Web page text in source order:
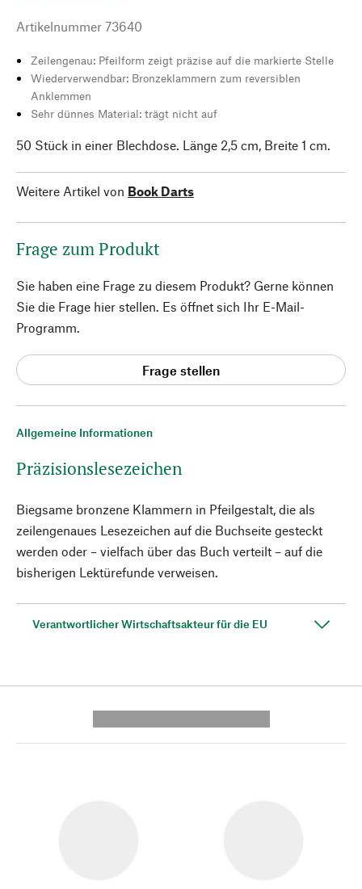
Allgemeine Informationen
Präzisionslesezeichen
Biegsame bronzene Klammern in Pfeilgestalt, die als
zeilengenaues Lesezeichen auf die Buchseite gesteckt
werden oder – vielfach über das Buch verteilt – auf die
bisherigen Lektürefunde verweisen.
Verantwortlicher Wirtschaftsakteur für die EU
Artikelnummer 73640
Zeilengenau: Pfeilform zeigt präzise auf die markierte Stelle
Wiederverwendbar: Bronzeklammern zum reversiblen
Anklemmen
Sehr dünnes Material: trägt nicht auf
50 Stück in einer Blechdose. Länge 2,5 cm, Breite 1 cm.
Weitere Artikel von Book Darts
Frage zum Produkt
Sie haben eine Frage zu diesem Produkt? Gerne können
Sie die Frage hier stellen. Es öffnet sich Ihr E-Mail-
Programm.
Frage stellen